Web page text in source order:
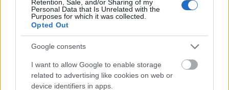
Retention, Sale, and/or Sharing of my
Personal Data that Is Unrelated with the
Purposes for which it was collected.
Opted Out
Google consents
I want to allow Google to enable storage
related to advertising like cookies on web or
device identifiers in apps.
Picard kapitánnyal együtt csodálkozunk rá az új
csillaghajó, az Enterprise 1701-D ...